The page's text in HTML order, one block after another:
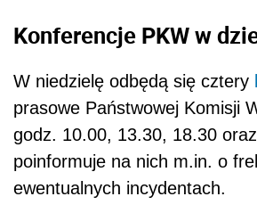
Konferencje PKW w
W niedzielę odbędą się cztery
prasowe Państwowej Komisji
godz. 10.00, 13.30, 18.30
poinformuje na nich m.in. o
ewentualnych incydentach.